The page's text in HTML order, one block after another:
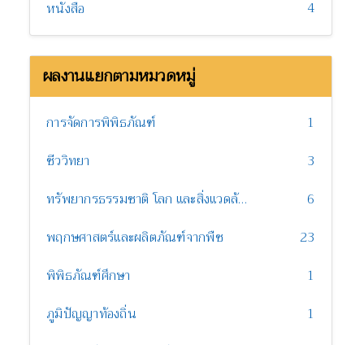
หนังสือ
4
ผลงานแยกตามหมวดหมู่
การจัดการพิพิธภัณฑ์
1
ชีววิทยา
3
ทรัพยากรธรรมชาติ โลก และสิ่งแวดล้อม
6
พฤกษศาสตร์และผลิตภัณฑ์จากพืช
23
พิพิธภัณฑ์ศึกษา
1
ภูมิปัญญาท้องถิ่น
1